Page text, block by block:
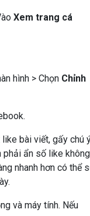
Xem trang cá
hình > Chọn Chỉnh
bài viết, gấy chú
ẩn số like không
nhanh hơn có thể
và máy tính. Nếu